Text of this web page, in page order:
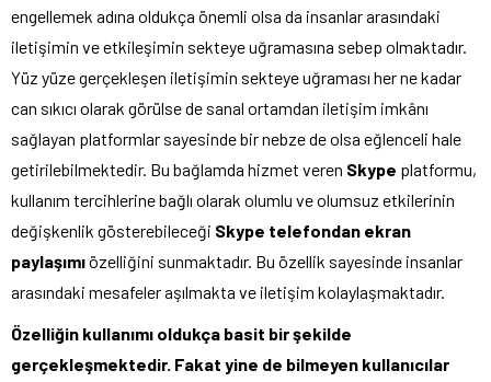
engellemek adına oldukça önemli olsa da insanlar arasındaki
iletişimin ve etkileşimin sekteye uğramasına sebep olmaktadır.
Yüz yüze gerçekleşen iletişimin sekteye uğraması her ne kadar
can sıkıcı olarak görülse de sanal ortamdan iletişim imkânı
sağlayan platformlar sayesinde bir nebze de olsa eğlenceli hale
getirilebilmektedir. Bu bağlamda hizmet veren Skype platformu,
kullanım tercihlerine bağlı olarak olumlu ve olumsuz etkilerinin
değişkenlik gösterebileceği Skype telefondan ekran
paylaşımıözelliğini sunmaktadır. Bu özellik sayesinde insanlar
arasındaki mesafeler aşılmakta ve iletişim kolaylaşmaktadır.
Özelliğin kullanımı oldukça basit bir şekilde
gerçekleşmektedir. Fakat yine de bilmeyen kullanıcılar